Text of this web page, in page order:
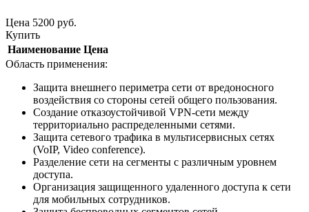
Цена 5200 руб.
Купить
Наименование Цена
Область применения:
Защита внешнего периметра сети от вредоносного
воздействия со стороны сетей общего пользования.
Создание отказоустойчивой VPN-сети между
территориально распределенными сетями.
Защита сетевого трафика в мультисервисных сетях
(VoIP, Video conference).
Разделение сети на сегменты с различным уровнем
доступа.
Организация защищенного удаленного доступа к сети
для мобильных сотрудников.